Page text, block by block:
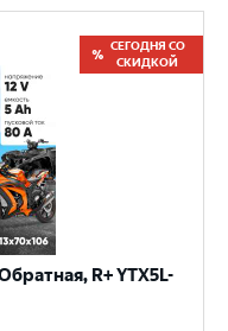
СЕГОДНЯ СО
СКИДКОЙ
R+ YTX5L-